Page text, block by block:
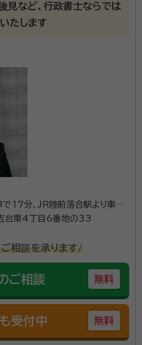
や普段の生活をしながらで
相続手続きをスムーズにお
見など、行政書士ならでは
たします
で17分、JR陸前落合駅より車で
台東4丁目6番地の33
ご相談を承ります/
ご相談 無料
受付中 無料